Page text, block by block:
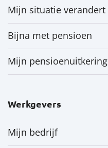
Mijn situatie verandert
Bijna met pensioen
Mijn pensioenuitkering
Werkgevers
Mijn bedrijf